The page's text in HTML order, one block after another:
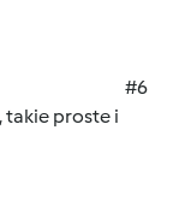
#6
takie proste i